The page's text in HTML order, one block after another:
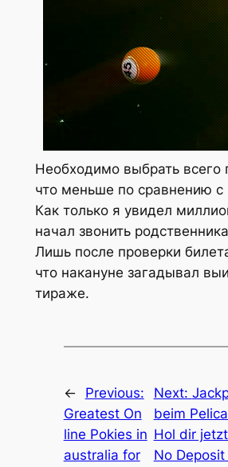
Необходимо выбрать всего
что меньше по сравнению с
Как только я увидел
начал звонить
Лишь после проверки
что накануне загадывал
тираже.
←
Previous:
Greatest On
line Pokies in
australia for
Next:
beim
Hol dir
No Deposit